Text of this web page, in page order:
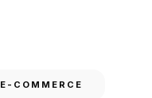
E-COMMERCE